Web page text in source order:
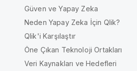
Güven ve Yapay Zeka
Neden Yapay Zeka İçin Qlik?
Qlik'i Karşılaştır
Öne Çıkan Teknoloji Ortakları
Veri Kaynakları ve Hedefleri